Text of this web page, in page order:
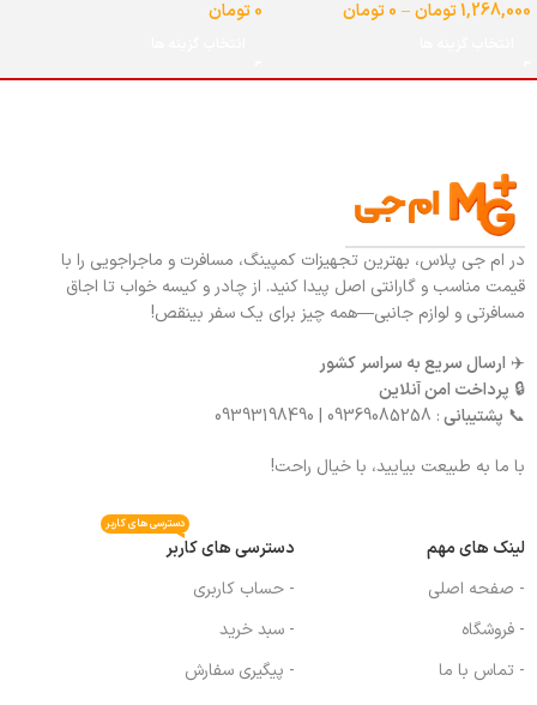
1,268,000تومان–
0تومان
0تومان
در ام جی پلاس، بهترین تجهیزات کمپینگ، مسافرت و ماجراجویی را با
قیمت مناسب و گارانتی اصل پیدا کنید. از چادر و کیسه خواب تا اجاق
مسافرتی و لوازم جانبی—همه چیز برای یک سفر بینقص!
✈️ ارسال سریع به سراسر کشور
🔒 پرداخت امن آنلاین
📞 پشتیبانی: 09369085258 | 09393198490
با ما به طبیعت بیایید، با خیال راحت!
لینک های مهم
- صفحه اصلی
- فروشگاه
- تماس با ما
دسترسی های کاربر
دسترسی های کاربر
- حساب کاربری
- سبد خرید
- پیگیری سفارش